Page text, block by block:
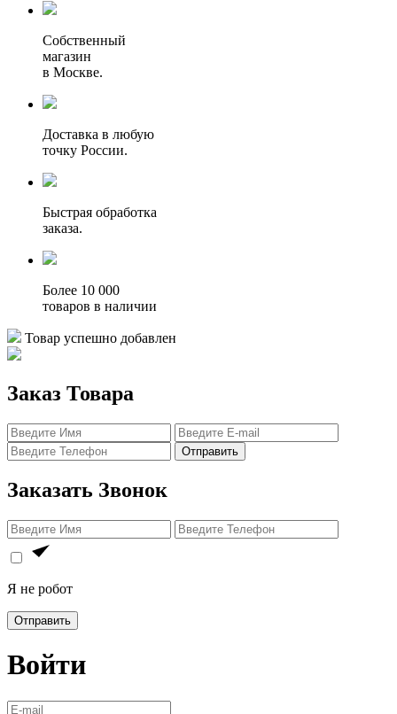
Собственный
магазин
в Москве.
Доставка в любую
точку России.
Быстрая обработка
заказа.
Более 10 000
товаров в наличии
Товар успешно добавлен
Заказ Товара
Отправить
Заказать Звонок
Я не робот
Отправить
Войти